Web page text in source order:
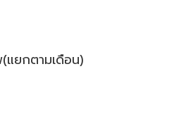
แยกตามเดือน)